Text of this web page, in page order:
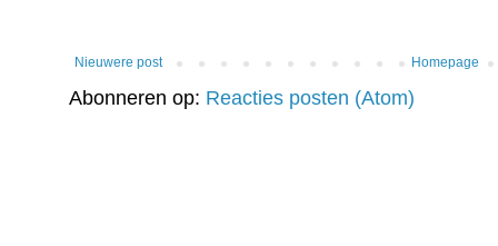
Nieuwere post Homepage
Abonneren op: Reacties posten (Atom)